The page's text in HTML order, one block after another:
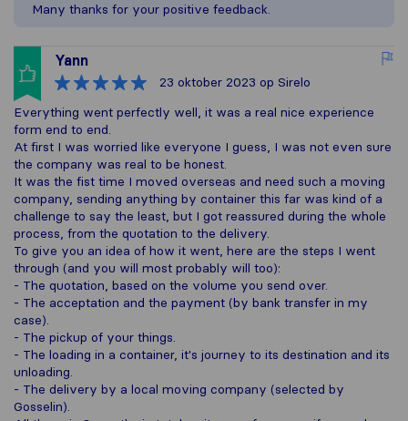
Many thanks for your positive feedback.
Yann
23 oktober 2023 op Sirelo
Everything went perfectly well, it was a real nice experience
form end to end.
At first I was worried like everyone I guess, I was not even sure
the company was real to be honest.
It was the fist time I moved overseas and need such a moving
company, sending anything by container this far was kind of a
challenge to say the least, but I got reassured during the whole
process, from the quotation to the delivery.
To give you an idea of how it went, here are the steps I went
through (and you will most probably will too):
- The quotation, based on the volume you send over.
- The acceptation and the payment (by bank transfer in my
case).
- The pickup of your things.
- The loading in a container, it's journey to its destination and its
unloading.
- The delivery by a local moving company (selected by
Gosselin).